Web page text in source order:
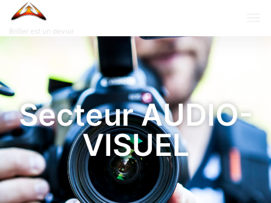
Briller est un devoir
Secteur AUDIO-
VISUEL